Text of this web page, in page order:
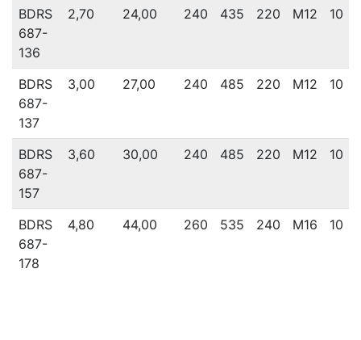
BDRS
687-
136
2,70 24,00 240 435 220 M12 10
BDRS
687-
137
3,00 27,00 240 485 220 M12 10
BDRS
687-
157
3,60 30,00 240 485 220 M12 10
BDRS
687-
178
4,80 44,00 260 535 240 M16 10